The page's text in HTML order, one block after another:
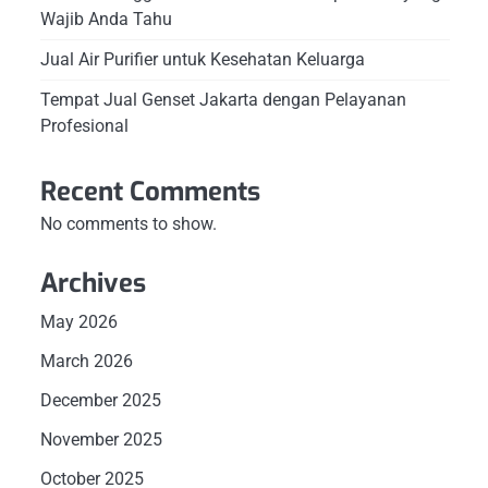
Wajib Anda Tahu
Jual Air Purifier untuk Kesehatan Keluarga
Tempat Jual Genset Jakarta dengan Pelayanan
Profesional
Recent Comments
No comments to show.
Archives
May 2026
March 2026
December 2025
November 2025
October 2025